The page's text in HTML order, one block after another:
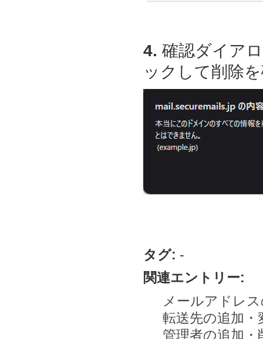
4. 確認ダイア
ックして削除
タグ: -
関連エントリー:
メールアドレ
転送先の追加・
管理者の追加・